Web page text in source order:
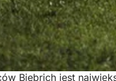
Biebrich jest